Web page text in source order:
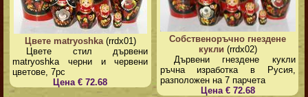
Цвете matryoshka(rrdx01)
Цвете стил дървени
matryoshka черни и червени
цветове, 7pc
Цена € 72.68
Собственоръчно гнездене
кукли (rrdx02)
Дървени гнездене кукли
ръчна изработка в Русия,
разположен на 7 парчета
Цена € 72.68